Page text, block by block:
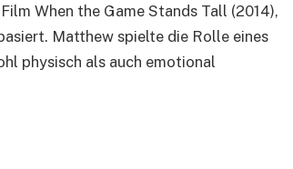
When the Game Stands Tall (2014),
Matthew spielte die Rolle eines
physisch als auch emotional